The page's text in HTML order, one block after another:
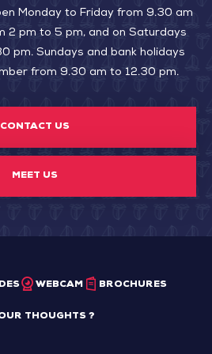
Monday to Friday from 9.30 am
2 pm to 5 pm, and on Saturdays
pm. Sundays and bank holidays
from 9.30 am to 12.30 pm.
CONTACT US
MEET US
WEBCAM BROCHURES
THOUGHTS ?